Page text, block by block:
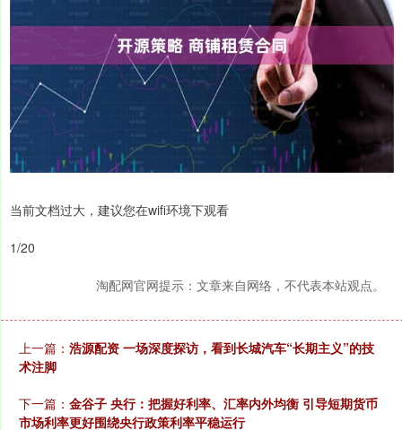
当前文档过大，建议您在wifi环境下观看
1/20
淘配网官网提示：文章来自网络，不代表本站观点。
上一篇： 浩源配资 一场深度探访，看到长城汽车“长期主义”的技
术注脚
下一篇： 金谷子 央行：把握好利率、汇率内外均衡 引导短期货币
市场利率更好围绕央行政策利率平稳运行